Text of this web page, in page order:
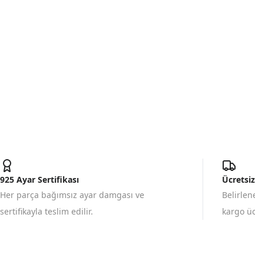
925 Ayar Sertifikası
Her parça bağımsız ayar damgası ve
sertifikayla teslim edilir.
kargo